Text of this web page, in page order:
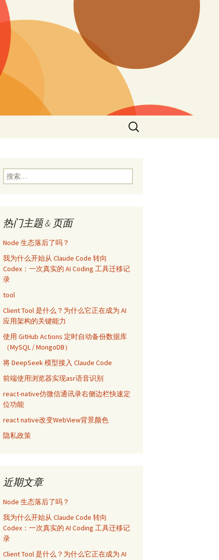
搜
索：
搜
索：
热门主题 & 页面
Node 生态落后了吗？
我为什么开始从 Claude Code 转向
Codex：一次真实的 AI Coding 工具迁移记
录
tool
Client Tool 是什么？为什么它正在成为 AI
应用架构的关键能力
使用 GitHub Actions 定时自动备份数据库
（MySQL / MongoDB）
将 DeepSeek 模型接入 Claude Code
前端使用浏览器实现asr语音识别
react-native仿微信通讯录右侧边栏快速定
位功能
react native改变WebView背景颜色
隐私政策
近期文章
Node 生态落后了吗？
我为什么开始从 Claude Code 转向
Codex：一次真实的 AI Coding 工具迁移记
录
Client Tool 是什么？为什么它正在成为 AI